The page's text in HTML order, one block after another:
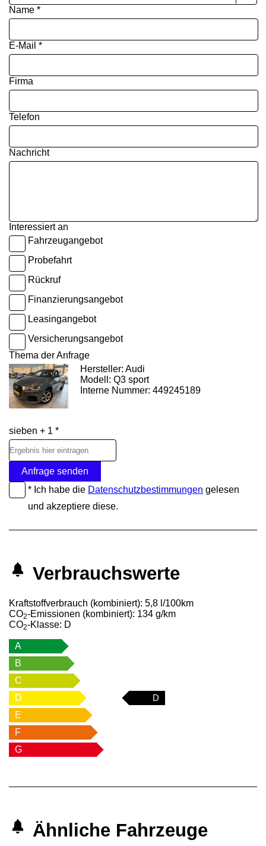
Name *
E-Mail *
Firma
Telefon
Nachricht
Interessiert an
Fahrzeugangebot
Probefahrt
Rückruf
Finanzierungsangebot
Leasingangebot
Versicherungsangebot
Thema der Anfrage
Hersteller: Audi
Modell: Q3 sport
Interne Nummer: 449245189
sieben + 1 *
Anfrage senden
* Ich habe die Datenschutzbestimmungen gelesen
und akzeptiere diese.
Verbrauchswerte
Kraftstoffverbrauch (kombiniert): 5,8 l/100km
CO2-Emissionen (kombiniert): 134 g/km
CO2-Klasse: D
A
B
C
D
D
E
F
G
Ähnliche Fahrzeuge